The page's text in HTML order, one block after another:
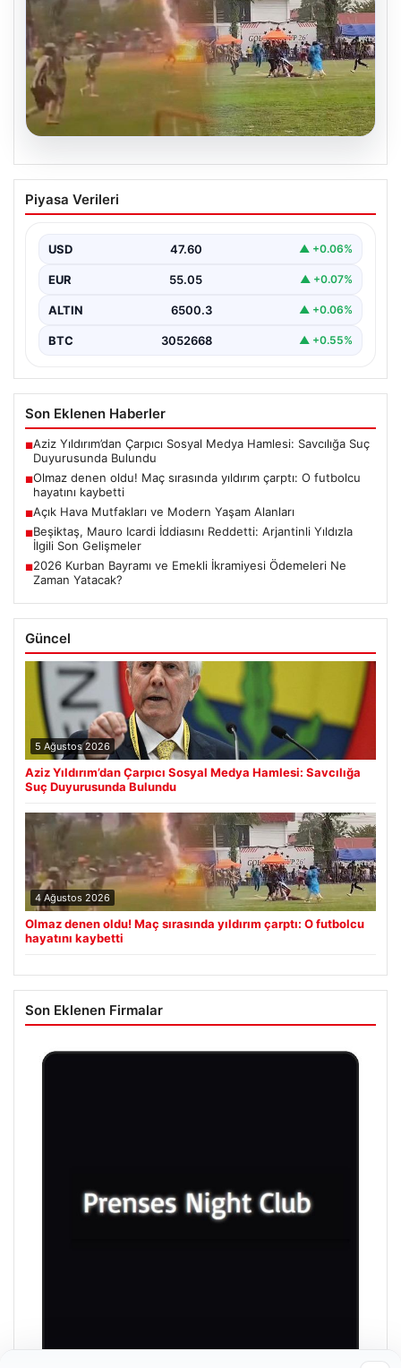
Olmaz denen oldu! Maç sırasında
yıldırım çarptı: O futbolcu hayatını
Piyasa Verileri
USD 47.60 ▲ +0.06%
EUR 55.05 ▲ +0.07%
ALTIN 6500.3 ▲ +0.06%
BTC 3052668 ▲ +0.55%
Son Eklenen Haberler
■Aziz Yıldırım’dan Çarpıcı Sosyal Medya Hamlesi: Savcılığa Suç
Duyurusunda Bulundu
■Olmaz denen oldu! Maç sırasında yıldırım çarptı: O futbolcu
hayatını kaybetti
■Açık Hava Mutfakları ve Modern Yaşam Alanları
■Beşiktaş, Mauro Icardi İddiasını Reddetti: Arjantinli Yıldızla
İlgili Son Gelişmeler
■2026 Kurban Bayramı ve Emekli İkramiyesi Ödemeleri Ne
Zaman Yatacak?
Güncel
5 Ağustos 2026
Aziz Yıldırım’dan Çarpıcı Sosyal Medya Hamlesi: Savcılığa
Suç Duyurusunda Bulundu
4 Ağustos 2026
Olmaz denen oldu! Maç sırasında yıldırım çarptı: O futbolcu
hayatını kaybetti
Son Eklenen Firmalar